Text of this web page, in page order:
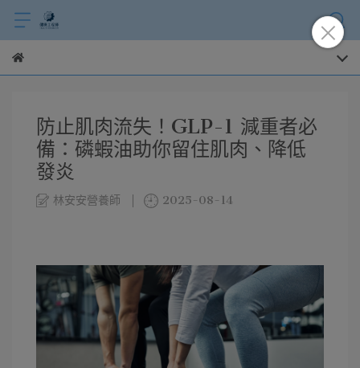
防止肌肉流失！GLP-1 減重者必
備：磷蝦油助你留住肌肉、降低
發炎
林安安營養師 2025-08-14